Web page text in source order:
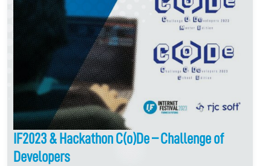
IF2023 & Hackathon C(o)De – Challenge of
Developers